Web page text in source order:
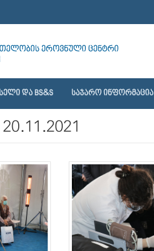
ᲓᲐ BS&S ᲡᲐᲯᲐᲠᲝ ᲘᲜᲤᲝᲠᲛᲐᲪᲘᲐ